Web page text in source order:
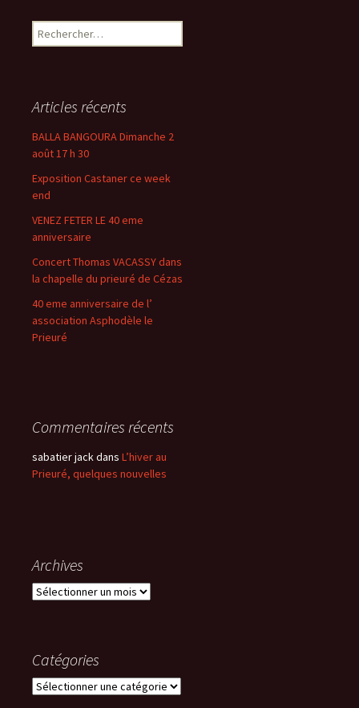
Rechercher :
Articles récents
BALLA BANGOURA Dimanche 2
août 17 h 30
Exposition Castaner ce week
end
VENEZ FETER LE 40 eme
anniversaire
Concert Thomas VACASSY dans
la chapelle du prieuré de Cézas
40 eme anniversaire de l’
association Asphodèle le
Prieuré
Commentaires récents
sabatier jackdans L’hiver au
Prieuré, quelques nouvelles
Archives
Archives
Catégories
Catégories